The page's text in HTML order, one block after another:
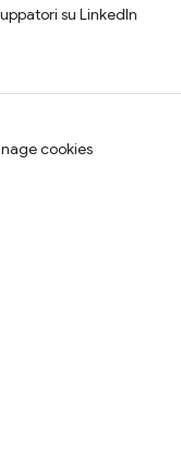
su LinkedIn
cookies